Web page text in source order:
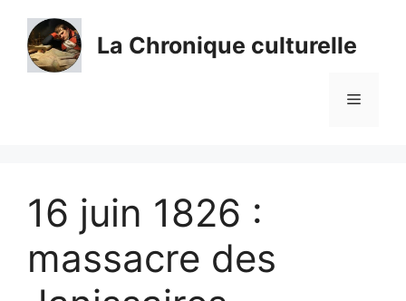
contenu
La Chronique culturelle
Menu
16 juin 1826 :
massacre des